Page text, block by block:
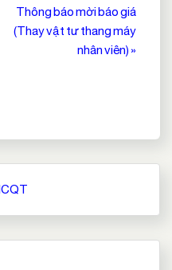
Thông báo mời báo giá
(Thay vật tư thang máy
nhân viên) »